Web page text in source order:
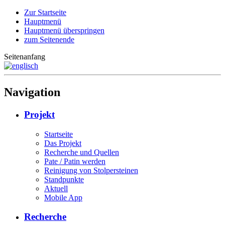
Zur Startseite
Hauptmenü
Hauptmenü überspringen
zum Seitenende
Seitenanfang
Navigation
Projekt
Startseite
Das Projekt
Recherche und Quellen
Pate / Patin werden
Reinigung von Stolpersteinen
Standpunkte
Aktuell
Mobile App
Recherche